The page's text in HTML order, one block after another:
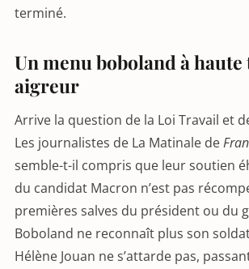
terminé.
Un menu boboland à
aigreur
Arrive la question de la Loi Travail et
Les journalistes de La Matinale de
semble-t-il compris que leur soutien
du candidat Macron n’est pas
premières salves du président ou du
Boboland ne reconnaît plus son
Hélène Jouan ne s’attarde pas,